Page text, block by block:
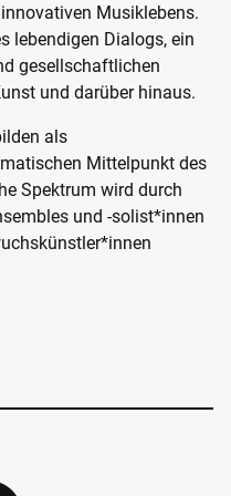
Musiklebens.
lebendigen Dialogs, ein
gesellschaftlichen
und darüber hinaus.
als
Mittelpunkt des
Spektrum wird durch
und -solist*innen